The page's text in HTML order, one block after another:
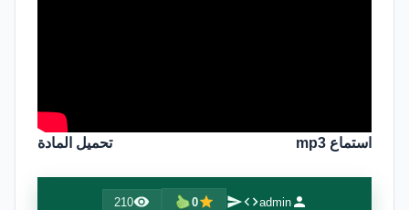
استماع mp3 تحميل المادة
admin
0
210